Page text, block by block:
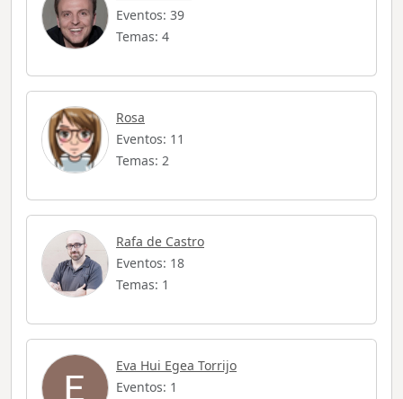
Eventos: 39
Temas: 4
Rosa
Eventos: 11
Temas: 2
Rafa de Castro
Eventos: 18
Temas: 1
Eva Hui Egea Torrijo
Eventos: 1